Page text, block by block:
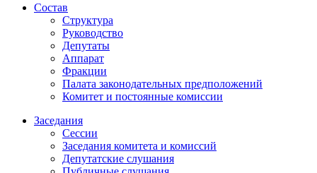
Состав
Структура
Руководство
Депутаты
Аппарат
Фракции
Палата законодательных предположений
Комитет и постоянные комиссии
Заседания
Сессии
Заседания комитета и комиссий
Депутатские слушания